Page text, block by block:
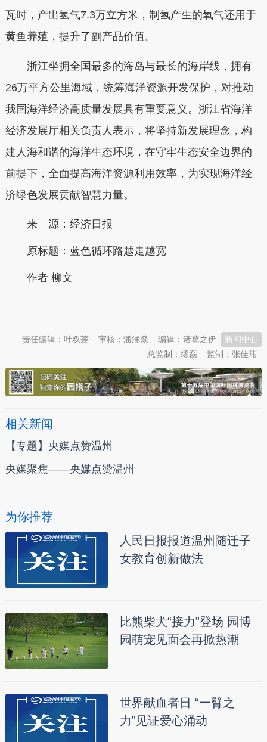
瓦时，产出氢气7.3万立方米，制氢产生的氧气还用于
黄鱼养殖，提升了副产品价值。
浙江坐拥全国最多的海岛与最长的海岸线，拥有
26万平方公里海域，统筹海洋资源开发保护，对推动
我国海洋经济高质量发展具有重要意义。浙江省海洋
经济发展厅相关负责人表示，将坚持新发展理念，构
建人海和谐的海洋生态环境，在守牢生态安全边界的
前提下，全面提高海洋资源利用效率，为实现海洋经
济绿色发展贡献智慧力量。
来 源：经济日报
原标题： 蓝色循环路越走越宽
作者 柳文
新闻中心
编辑：诸葛之伊
审核：潘涌燚
责任编辑：叶双莲
监制：张佳玮
总监制：缪磊
相关新闻
【专题】央媒点赞温州
央媒聚焦——央媒点赞温州
为你推荐
人民日报报道温州随迁子
女教育创新做法
比熊柴犬“接力”登场 园博
园萌宠见面会再掀热潮
世界献血者日 “一臂之
力”见证爱心涌动